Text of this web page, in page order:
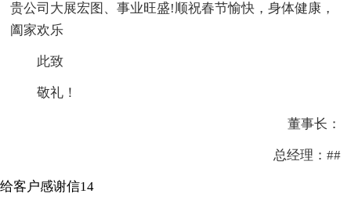
贵公司大展宏图、事业旺盛!顺祝春节愉快，身体健康，
阖家欢乐
此致
敬礼！
董事长：
总经理：##
给客户感谢信14